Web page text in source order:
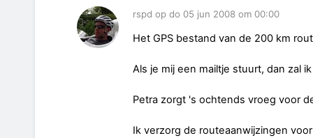
rspd op do 05 jun 2008 om 00:00
Het GPS bestand van de 200 km
Als je mij een mailtje stuurt, dan zal
Petra zorgt 's ochtends vroeg voor
Ik verzorg de routeaanwijzingen